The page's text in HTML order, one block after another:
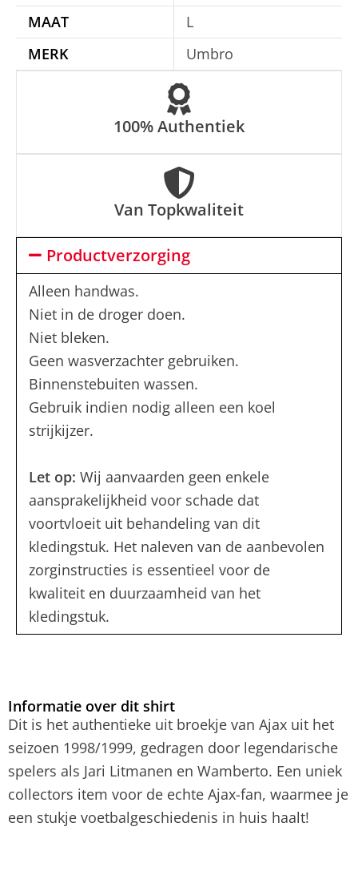
t
i
v
e
:
MAAT
L
MERK
Umbro
100% Authentiek
Van Topkwaliteit
Productverzorging
Alleen handwas.
Niet in de droger doen.
Niet bleken.
Geen wasverzachter gebruiken.
Binnenstebuiten wassen.
Gebruik indien nodig alleen een koel
strijkijzer.
Let op: Wij aanvaarden geen enkele
aansprakelijkheid voor schade dat
voortvloeit uit behandeling van dit
kledingstuk. Het naleven van de aanbevolen
zorginstructies is essentieel voor de
kwaliteit en duurzaamheid van het
kledingstuk.
Informatie over dit shirt
Dit is het authentieke uit broekje van Ajax uit het
seizoen 1998/1999, gedragen door legendarische
spelers als Jari Litmanen en Wamberto. Een uniek
collectors item voor de echte Ajax-fan, waarmee je
een stukje voetbalgeschiedenis in huis haalt!